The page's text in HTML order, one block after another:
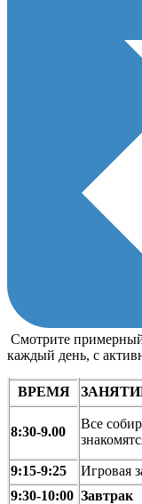
Смотрите
каждый день, с
ВРЕМЯ
8:30-9.00
Все
9:15-9:25
Игровая
9:30-10:00 Завтрак